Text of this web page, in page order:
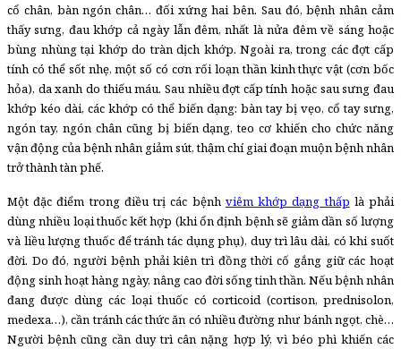
cổ chân, bàn ngón chân… đối xứng hai bên. Sau đó, bệnh nhân cảm
thấy sưng, đau khớp cả ngày lẫn đêm, nhất là nửa đêm về sáng hoặc
bùng nhùng tại khớp do tràn dịch khớp. Ngoài ra, trong các đợt cấp
tính có thể sốt nhẹ, một số có cơn rối loạn thần kinh thực vật (cơn bốc
hỏa), da xanh do thiếu máu. Sau nhiều đợt cấp tính hoặc sau sưng đau
khớp kéo dài, các khớp có thể biến dạng: bàn tay bị vẹo, cổ tay sưng,
ngón tay, ngón chân cũng bị biến dạng, teo cơ khiến cho chức năng
vận động của bệnh nhân giảm sút, thậm chí giai đoạn muộn bệnh nhân
trở thành tàn phế.
Một đặc điểm trong điều trị các bệnh viêm khớp dạng thấp là phải
dùng nhiều loại thuốc kết hợp (khi ổn định bệnh sẽ giảm dần số lượng
và liều lượng thuốc để tránh tác dụng phụ), duy trì lâu dài, có khi suốt
đời. Do đó, người bệnh phải kiên trì đồng thời cố gắng giữ các hoạt
động sinh hoạt hàng ngày, nâng cao đời sống tinh thần. Nếu bệnh nhân
đang được dùng các loại thuốc có corticoid (cortison, prednisolon,
medexa…), cần tránh các thức ăn có nhiều đường như bánh ngọt, chè…
Người bệnh cũng cần duy trì cân nặng hợp lý, vì béo phì khiến các